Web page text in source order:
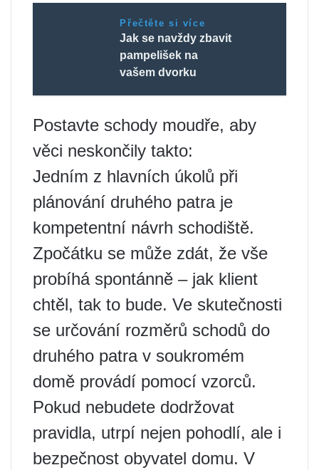
Přečtěte si více
Jak se navždy zbavit
pampelišek na
vašem dvorku
Postavte schody moudře, aby
věci neskončily takto:
Jedním z hlavních úkolů při
plánování druhého patra je
kompetentní návrh schodiště.
Zpočátku se může zdát, že vše
probíhá spontánně – jak klient
chtěl, tak to bude. Ve skutečnosti
se určování rozměrů schodů do
druhého patra v soukromém
domě provádí pomocí vzorců.
Pokud nebudete dodržovat
pravidla, utrpí nejen pohodlí, ale i
bezpečnost obyvatel domu. V